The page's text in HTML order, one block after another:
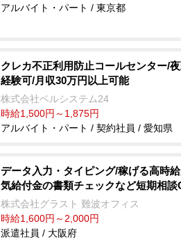
アルバイト・パート / 東京都
クレカ不正利用防止コールセンター/
経験可/月収30万円以上可能
株式会社ベルシステム24
時給1,500円～1,875円
アルバイト・パート / 契約社員 / 愛知県
データ入力・タイピング/稼げる高時
気給付金の書類チェックなど短期相談
株式会社グラスト 難波オフィス
時給1,600円～2,000円
派遣社員 / 大阪府